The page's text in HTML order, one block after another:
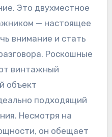
Это двухместное
— настоящее
внимание и стать
Роскошные
винтажный
объект
подходящий
Несмотря на
он обещает